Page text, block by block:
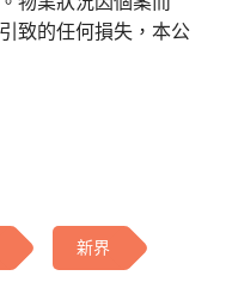
致的任何損失，本公
新界